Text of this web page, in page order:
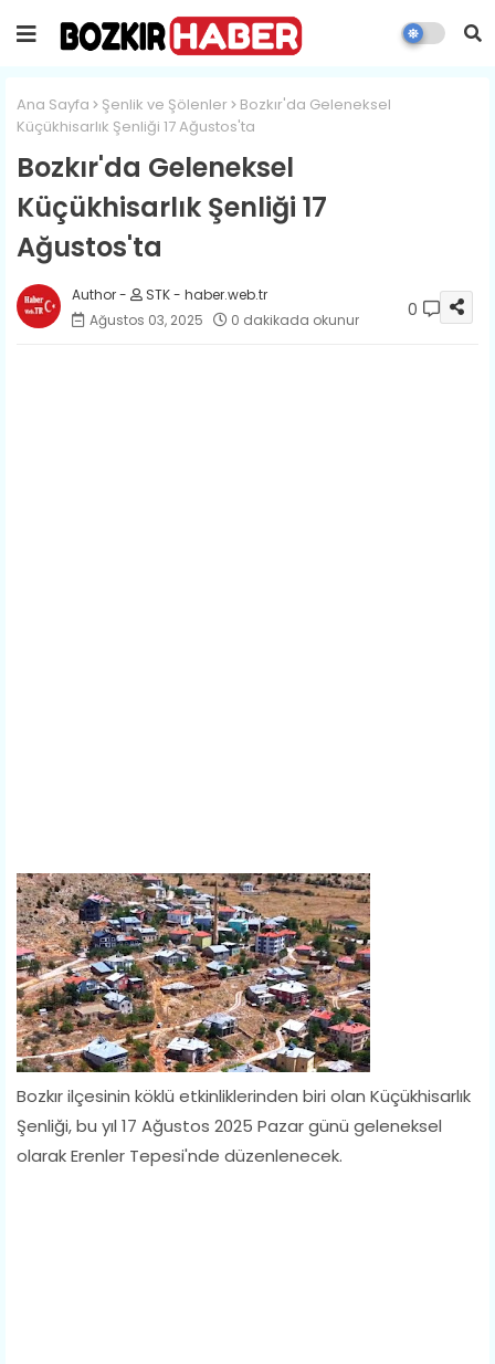
Ana Sayfa Şenlik ve Şölenler
Bozkır'da Geleneksel
Küçükhisarlık Şenliği 17 Ağustos'ta
Bozkır'da Geleneksel
Küçükhisarlık Şenliği 17
Ağustos'ta
STK - haber.web.tr
Ağustos 03, 2025
0 dakikada okunur 0
Bozkır ilçesinin köklü etkinliklerinden biri olan Küçükhisarlık
Şenliği, bu yıl 17 Ağustos 2025 Pazar günü geleneksel
olarak Erenler Tepesi'nde düzenlenecek.